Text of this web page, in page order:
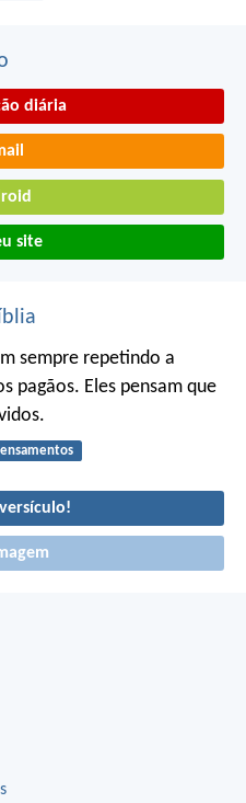
diária
site
sempre repetindo a
pagãos. Eles pensam que